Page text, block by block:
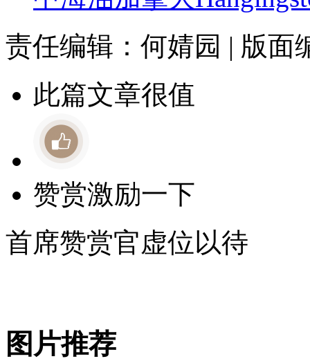
责任编辑：何婧园 | 版面
此篇文章很值
赞赏激励一下
首席赞赏官虚位以待
图片推荐